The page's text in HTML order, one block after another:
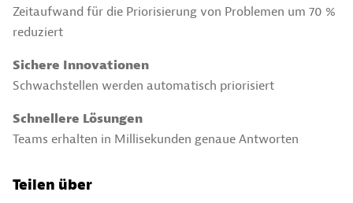
Zeitaufwand für die Priorisierung von Problemen um 70 %
reduziert
Sichere Innovationen
Schwachstellen werden automatisch priorisiert
Schnellere Lösungen
Teams erhalten in Millisekunden genaue Antworten
Teilen über